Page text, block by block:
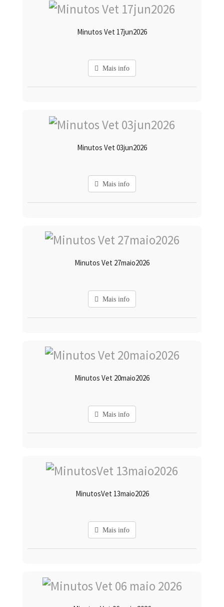
Minutos Vet 17jun2026
Mais info
Minutos Vet 03jun2026
Mais info
Minutos Vet 27maio2026
Mais info
Minutos Vet 20maio2026
Mais info
MinutosVet 13maio2026
Mais info